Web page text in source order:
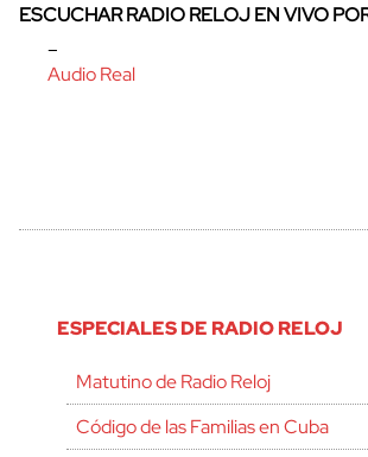
ESCUCHAR RADIO RELOJ EN VIVO
–
Audio Real
ESPECIALES DE RADIO RELOJ
Matutino de Radio Reloj
Código de las Familias en Cuba